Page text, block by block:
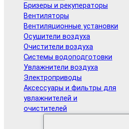
Бризеры и рекуператоры
Вентиляторы
Вентиляционные установки
Осушители воздуха
Очистители воздуха
Системы водоподготовки
Увлажнители воздуха
Электроприводы
Аксессуары и фильтры для
увлажнителей и
очистителей